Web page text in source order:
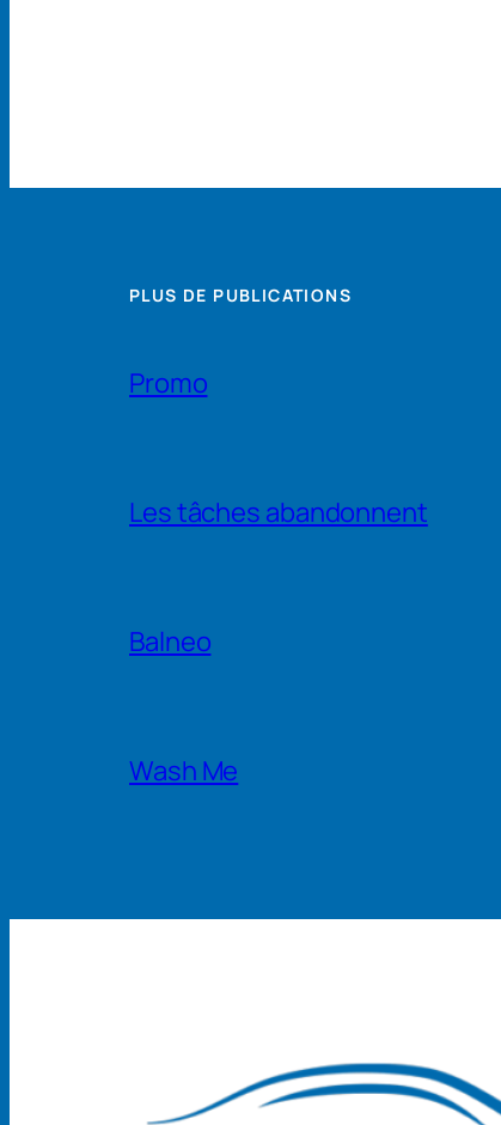
PLUS DE PUBLICATIONS
Promo
Les tâches abandonnent
Balneo
Wash Me